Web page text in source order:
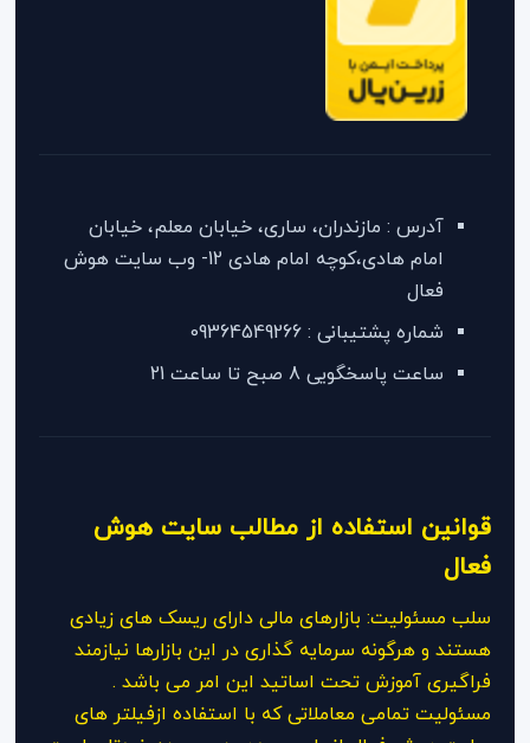
آدرس : مازندران، ساری، خیابان معلم، خیابان
امام هادی،کوچه امام هادی 12- وب سایت هوش
فعال
شماره پشتیبانی : 09364549266
ساعت پاسخگویی 8 صبح تا ساعت 21
قوانین استفاده از مطالب سایت هوش
فعال
سلب مسئولیت: بازارهای مالی دارای ریسک های زیادی
هستند و هرگونه سرمایه گذاری در این بازارها نیازمند
فراگیری آموزش تحت اساتید این امر می باشد .
مسئولیت تمامی معاملاتی که با استفاده ازفیلتر های